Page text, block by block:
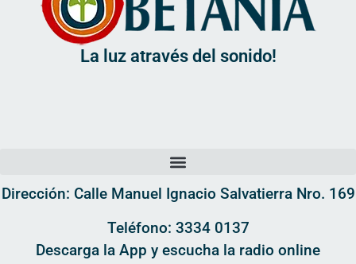
La luz através del sonido!
Dirección: Calle Manuel Ignacio Salvatierra Nro. 169
Teléfono: 3334 0137
Descarga la App y escucha la radio online